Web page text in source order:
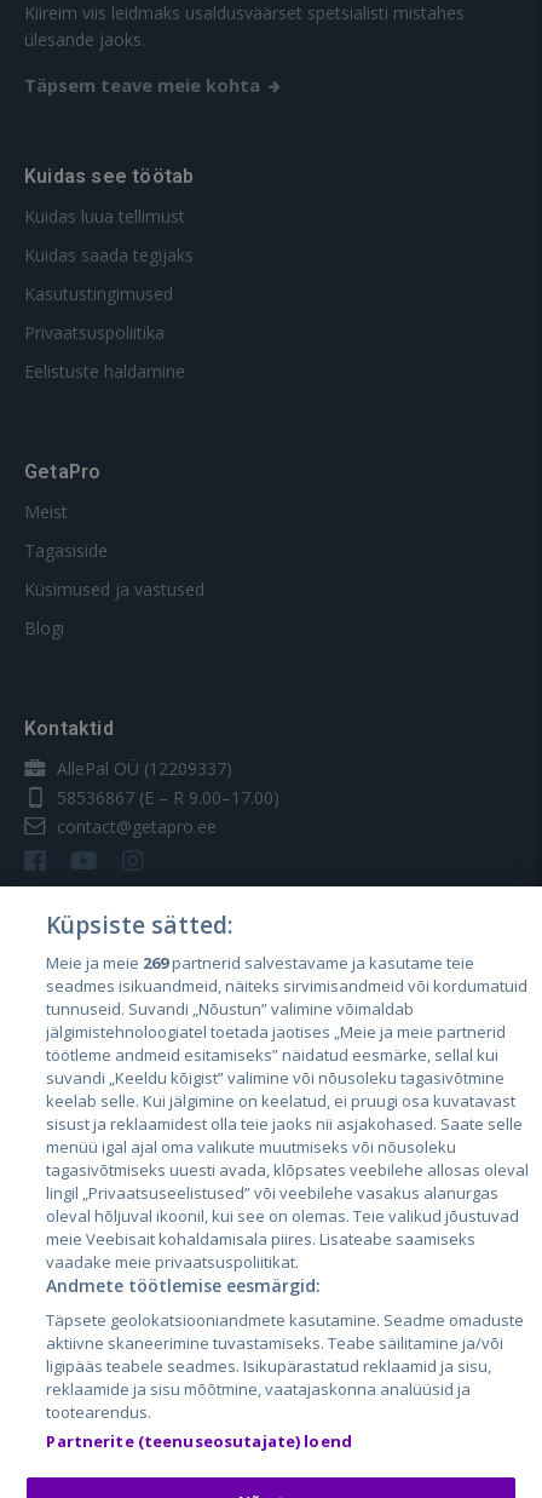
Kiireim viis leidmaks usaldusväärset spetsialisti mistahes
ülesande jaoks.
Täpsem teave meie kohta
Kuidas see töötab
Kuidas luua tellimust
Kuidas saada tegijaks
Kasutustingimused
Privaatsuspoliitika
Eelistuste haldamine
GetaPro
Meist
Tagasiside
Küsimused ja vastused
Blogi
Kontaktid
AllePal OÜ (12209337)
58536867 (E – R 9.00–17.00)
contact@getapro.ee
Riigid
Eesti
Läti
Leedu
City24.lv
City24.ee
GetaPro.lv
GetaPro.ee
Autoplius.lt
Aruodas.lt
CVbankas.lt
Kainos.lt
Paslaugos.lt
auto24.ee
Osta.ee
KuldneBörs.ee
Küpsiste sätted:
Meie ja meie 269partnerid salvestavame ja kasutame teie
seadmes isikuandmeid, näiteks sirvimisandmeid või kordumatuid
tunnuseid. Suvandi „Nõustun” valimine võimaldab
jälgimistehnoloogiatel toetada jaotises „Meie ja meie partnerid
töötleme andmeid esitamiseks” näidatud eesmärke, sellal kui
suvandi „Keeldu kõigist” valimine või nõusoleku tagasivõtmine
keelab selle. Kui jälgimine on keelatud, ei pruugi osa kuvatavast
sisust ja reklaamidest olla teie jaoks nii asjakohased. Saate selle
menüü igal ajal oma valikute muutmiseks või nõusoleku
tagasivõtmiseks uuesti avada, klõpsates veebilehe allosas oleval
lingil „Privaatsuseelistused” või veebilehe vasakus alanurgas
oleval hõljuval ikoonil, kui see on olemas. Teie valikud jõustuvad
meie Veebisait kohaldamisala piires. Lisateabe saamiseks
vaadake meie privaatsuspoliitikat.
Andmete töötlemise eesmärgid:
Täpsete geolokatsiooniandmete kasutamine. Seadme omaduste
aktiivne skaneerimine tuvastamiseks. Teabe säilitamine ja/või
ligipääs teabele seadmes. Isikupärastatud reklaamid ja sisu,
reklaamide ja sisu mõõtmine, vaatajaskonna analüüsid ja
tootearendus.
Partnerite (teenuseosutajate) loend